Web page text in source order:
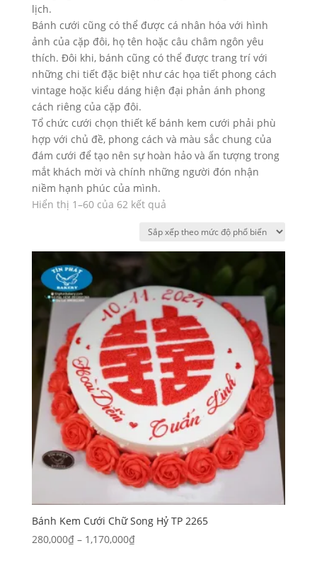
lịch.
Bánh cưới cũng có thể được cá nhân hóa với hình
ảnh của cặp đôi, họ tên hoặc câu châm ngôn yêu
thích. Đôi khi, bánh cũng có thể được trang trí với
những chi tiết đặc biệt như các họa tiết phong cách
vintage hoặc kiểu dáng hiện đại phản ánh phong
cách riêng của cặp đôi.
Tổ chức cưới chọn thiết kế bánh kem cưới phải phù
hợp với chủ đề, phong cách và màu sắc chung của
đám cưới để tạo nên sự hoàn hảo và ấn tượng trong
mắt khách mời và chính những người đón nhận
niềm hạnh phúc của mình.
Hiển thị 1–60 của 62 kết quảĐã
xếp
theo
độ
phổ
biến
Bánh Kem Cưới Chữ Song Hỷ TP 2265
280,000₫ – 1,170,000₫Khoảng